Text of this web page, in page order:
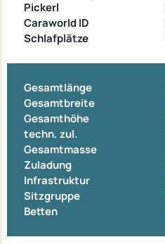
Pickerl
Caraworld ID
Schlafplätze
Gesamtlänge
Gesamtbreite
Gesamthöhe
techn. zul.
Gesamtmasse
Zuladung
Infrastruktur
Sitzgruppe
Betten